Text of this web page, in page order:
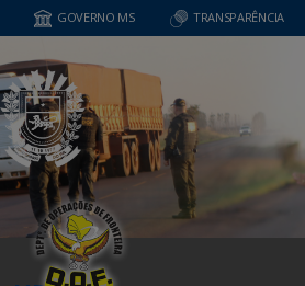
GOVERNO MS TRANSPARÊNCIA